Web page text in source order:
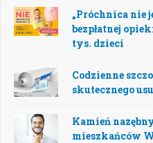
„Próchnica nie
bezpłatnej
tys. dzieci
Codzienne
skutecznego
Kamień
mieszkańców